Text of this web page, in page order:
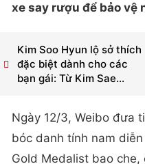
xe say rượu để bảo vệ
Kim Soo Hyun lộ sở thích
đặc biệt dành cho các
bạn gái: Từ Kim Sae...
Ngày 12/3, Weibo đưa
bóc danh tính nam
Gold Medalist bao che,